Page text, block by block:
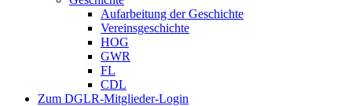
Aufarbeitung der Geschichte
Vereinsgeschichte
HOG
GWR
FL
CDL
Zum DGLR-Mitglieder-Login